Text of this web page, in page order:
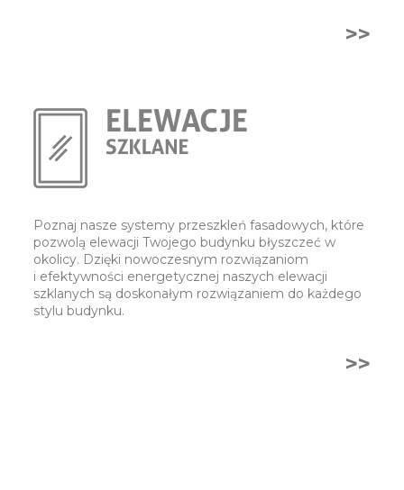
>>
Poznaj nasze systemy przeszkleń fasadowych, które
pozwolą elewacji Twojego budynku błyszczeć w
okolicy. Dzięki nowoczesnym rozwiązaniom
i efektywności energetycznej naszych elewacji
szklanych są doskonałym rozwiązaniem do każdego
stylu budynku.
>>